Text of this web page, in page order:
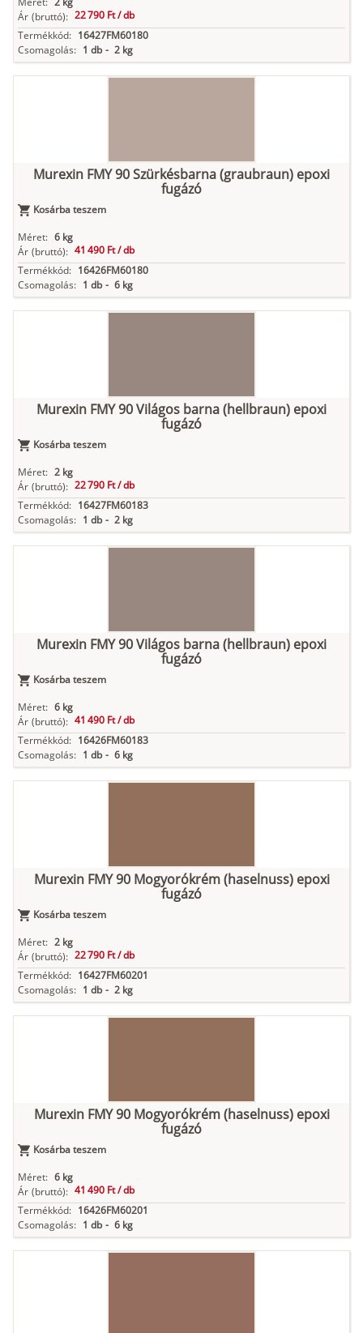
Ár (bruttó): 22 790 Ft /db
Termékkód: 16427FM60180
Csomagolás: 1 db - 2 kg
Murexin FMY 90 Szürkésbarna (graubraun) epoxi
fugázó
Kosárba teszem
Méret: 6 kg
Ár (bruttó): 41 490 Ft /db
Termékkód: 16426FM60180
Csomagolás: 1 db - 6 kg
Murexin FMY 90 Világos barna (hellbraun) epoxi
fugázó
Kosárba teszem
Méret: 2 kg
Ár (bruttó): 22 790 Ft /db
Termékkód: 16427FM60183
Csomagolás: 1 db - 2 kg
Murexin FMY 90 Világos barna (hellbraun) epoxi
fugázó
Kosárba teszem
Méret: 6 kg
Ár (bruttó): 41 490 Ft /db
Termékkód: 16426FM60183
Csomagolás: 1 db - 6 kg
Murexin FMY 90 Mogyorókrém (haselnuss) epoxi
fugázó
Kosárba teszem
Méret: 2 kg
Ár (bruttó): 22 790 Ft /db
Termékkód: 16427FM60201
Csomagolás: 1 db - 2 kg
Murexin FMY 90 Mogyorókrém (haselnuss) epoxi
fugázó
Kosárba teszem
Méret: 6 kg
Ár (bruttó): 41 490 Ft /db
Termékkód: 16426FM60201
Csomagolás: 1 db - 6 kg